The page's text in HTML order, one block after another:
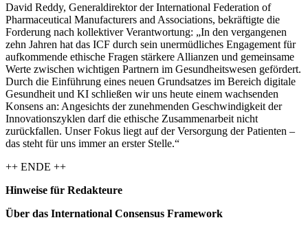
David Reddy, Generaldirektor der International Federation of
Pharmaceutical Manufacturers and Associations, bekräftigte die
Forderung nach kollektiver Verantwortung: „In den vergangenen
zehn Jahren hat das ICF durch sein unermüdliches Engagement für
aufkommende ethische Fragen stärkere Allianzen und gemeinsame
Werte zwischen wichtigen Partnern im Gesundheitswesen gefördert.
Durch die Einführung eines neuen Grundsatzes im Bereich digitale
Gesundheit und KI schließen wir uns heute einem wachsenden
Konsens an: Angesichts der zunehmenden Geschwindigkeit der
Innovationszyklen darf die ethische Zusammenarbeit nicht
zurückfallen. Unser Fokus liegt auf der Versorgung der Patienten –
das steht für uns immer an erster Stelle.“
++ ENDE ++
Hinweise für Redakteure
Über das International Consensus Framework